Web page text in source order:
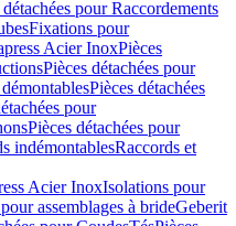
détachées pour Raccordements
Fixations pour
Acier InoxPièces
Pièces détachées pour
Pièces détachées
pour
Pièces détachées pour
indémontablesRaccords et
Acier InoxIsolations pour
assemblages à brideGeberit